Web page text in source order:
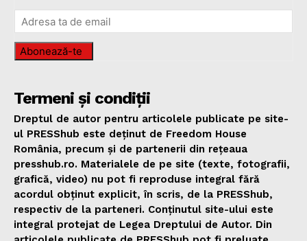
Abonează-te
Termeni și condiții
Dreptul de autor pentru articolele publicate pe site-
ul PRESShub este deținut de Freedom House
România, precum și de partenerii din rețeaua
presshub.ro. Materialele de pe site (texte, fotografii,
grafică, video) nu pot fi reproduse integral fără
acordul obținut explicit, în scris, de la PRESShub,
respectiv de la parteneri. Conținutul site-ului este
integral protejat de Legea Dreptului de Autor. Din